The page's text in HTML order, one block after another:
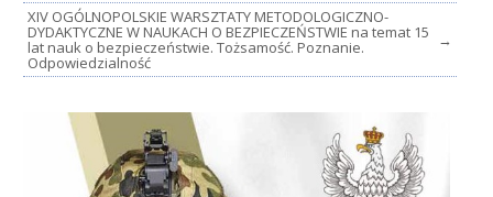
XIV OGÓLNOPOLSKIE WARSZTATY METODOLOGICZNO-
DYDAKTYCZNE W NAUKACH O BEZPIECZEŃSTWIE na temat 15
lat nauk o bezpieczeństwie. Tożsamość. Poznanie.
Odpowiedzialność
→